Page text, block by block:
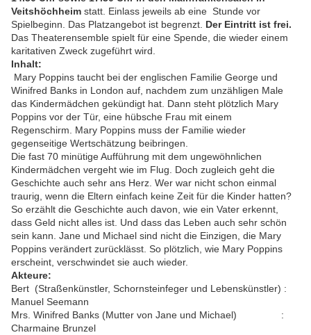
Veitshöchheim statt. Einlass jeweils ab eine Stunde vor
Spielbeginn. Das Platzangebot ist begrenzt. Der Eintritt ist frei.
Das Theaterensemble spielt für eine Spende, die wieder einem
karitativen Zweck zugeführt wird.
Inhalt:
Mary Poppins taucht bei der englischen Familie George und
Winifred Banks in London auf, nachdem zum unzähligen Male
das Kindermädchen gekündigt hat. Dann steht plötzlich Mary
Poppins vor der Tür, eine hübsche Frau mit einem
Regenschirm. Mary Poppins muss der Familie wieder
gegenseitige Wertschätzung beibringen.
Die fast 70 minütige Aufführung mit dem ungewöhnlichen
Kindermädchen vergeht wie im Flug. Doch zugleich geht die
Geschichte auch sehr ans Herz. Wer war nicht schon einmal
traurig, wenn die Eltern einfach keine Zeit für die Kinder hatten?
So erzählt die Geschichte auch davon, wie ein Vater erkennt,
dass Geld nicht alles ist. Und dass das Leben auch sehr schön
sein kann. Jane und Michael sind nicht die Einzigen, die Mary
Poppins verändert zurücklässt. So plötzlich, wie Mary Poppins
erscheint, verschwindet sie auch wieder.
Akteure:
Bert (Straßenkünstler, Schornsteinfeger und Lebenskünstler) :
Manuel Seemann
Mrs. Winifred Banks (Mutter von Jane und Michael) :
Charmaine Brunzel